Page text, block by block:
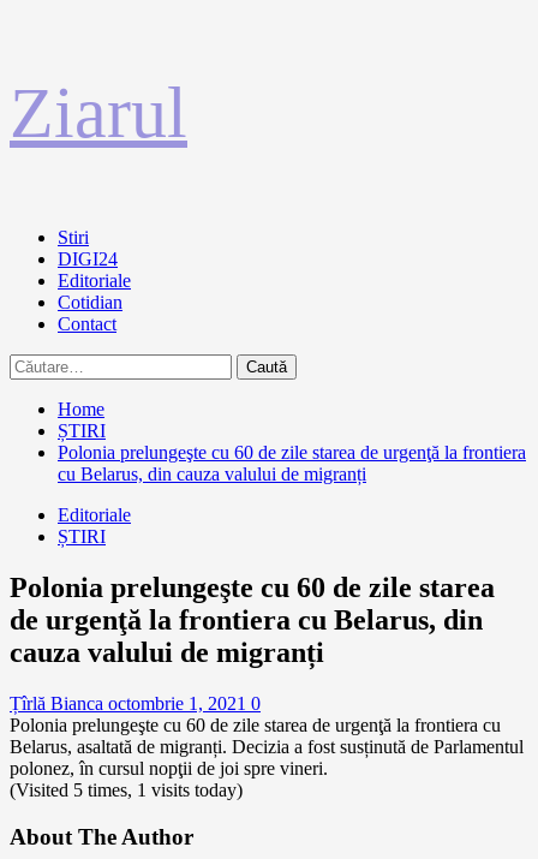
la
conținut
Ziarul
Primary
Menu
Stiri
DIGI24
Editoriale
Cotidian
Contact
Caută
după:
Home
ȘTIRI
Polonia prelungeşte cu 60 de zile starea de urgenţă la frontiera
cu Belarus, din cauza valului de migranți
Editoriale
ȘTIRI
Polonia prelungeşte cu 60 de zile starea
de urgenţă la frontiera cu Belarus, din
cauza valului de migranți
Țîrlă Bianca octombrie 1, 2021 0
Polonia prelungeşte cu 60 de zile starea de urgenţă la frontiera cu
Belarus, asaltată de migranți. Decizia a fost susținută de Parlamentul
polonez, în cursul nopţii de joi spre vineri.
(Visited 5 times, 1 visits today)
About The Author